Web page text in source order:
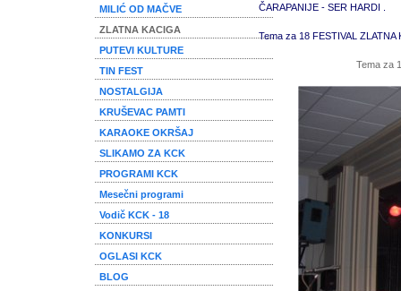
MILIĆ OD MAČVE
ZLATNA KACIGA
PUTEVI KULTURE
TIN FEST
NOSTALGIJA
KRUŠEVAC PAMTI
KARAOKE OKRŠAJ
SLIKAMO ZA KCK
PROGRAMI KCK
Mesečni programi
Vodič KCK - 18
KONKURSI
OGLASI KCK
BLOG
ČARAPANIJE - SER HARDI .
Tema za 18 FESTIVAL
Tema za